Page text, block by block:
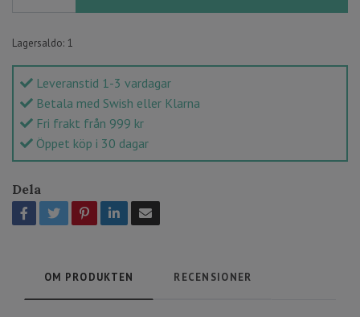
Lagersaldo: 1
Leveranstid 1-3 vardagar
Betala med Swish eller Klarna
Fri frakt från 999 kr
Öppet köp i 30 dagar
Dela
OM PRODUKTEN RECENSIONER